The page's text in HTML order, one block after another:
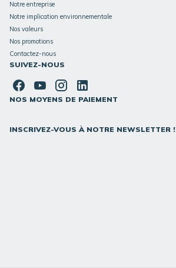
Notre entreprise
Notre implication environnementale
Nos valeurs
Nos promotions
Contactez-nous
SUIVEZ-NOUS
NOS MOYENS DE PAIEMENT
INSCRIVEZ-VOUS À NOTRE NEWSLETTER !